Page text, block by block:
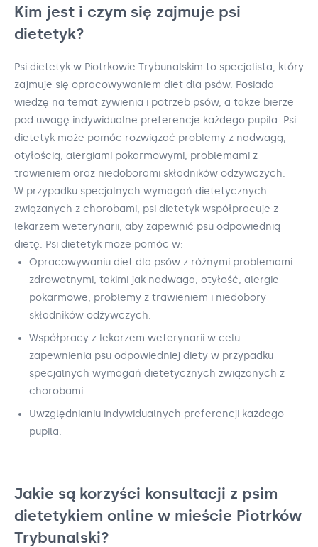
Kim jest i czym się zajmuje psi
dietetyk?
Psi dietetyk w Piotrkowie Trybunalskim to specjalista, który
zajmuje się opracowywaniem diet dla psów. Posiada
wiedzę na temat żywienia i potrzeb psów, a także bierze
pod uwagę indywidualne preferencje każdego pupila. Psi
dietetyk może pomóc rozwiązać problemy z nadwagą,
otyłością, alergiami pokarmowymi, problemami z
trawieniem oraz niedoborami składników odżywczych.
W przypadku specjalnych wymagań dietetycznych
związanych z chorobami, psi dietetyk współpracuje z
lekarzem weterynarii, aby zapewnić psu odpowiednią
dietę. Psi dietetyk może pomóc w:
Opracowywaniu diet dla psów z różnymi problemami
zdrowotnymi, takimi jak nadwaga, otyłość, alergie
pokarmowe, problemy z trawieniem i niedobory
składników odżywczych.
Współpracy z lekarzem weterynarii w celu
zapewnienia psu odpowiedniej diety w przypadku
specjalnych wymagań dietetycznych związanych z
chorobami.
Uwzględnianiu indywidualnych preferencji każdego
pupila.
Jakie są korzyści konsultacji z psim
dietetykiem online w mieście Piotrków
Trybunalski?